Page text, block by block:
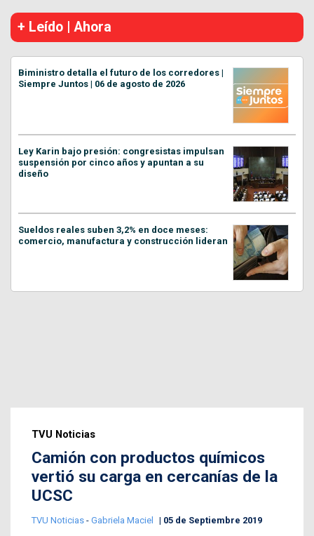
+ Leído | Ahora
Biministro detalla el futuro de los corredores |
Siempre Juntos | 06 de agosto de 2026
Ley Karin bajo presión: congresistas impulsan
suspensión por cinco años y apuntan a su
diseño
Sueldos reales suben 3,2% en doce meses:
comercio, manufactura y construcción lideran
TVU Noticias
Camión con productos químicos
vertió su carga en cercanías de la
UCSC
TVU Noticias - Gabriela Maciel 05 de Septiembre 2019